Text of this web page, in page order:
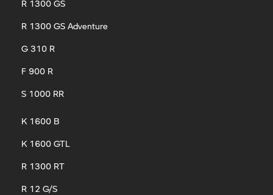
R 1300 GS
R 1300 GS Adventure
G 310 R
F 900 R
S 1000 RR
K 1600 B
K 1600 GTL
R 1300 RT
R 12 G/S